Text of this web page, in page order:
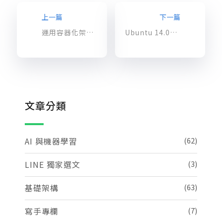
上一篇
運用容器化架構及微服務架構，升級企業 IT 環境(2)
下一篇
Ubuntu 14.04 版本將於 2019 年 4 月 30 日停止更新
文章分類
AI 與機器學習 (62)
LINE 獨家選文 (3)
基礎架構 (63)
寫手專欄 (7)